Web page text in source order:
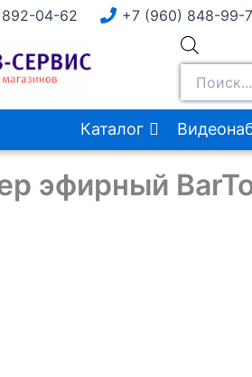
04-62 +7 (960) 848-99-
товаров
Каталог
эфирный